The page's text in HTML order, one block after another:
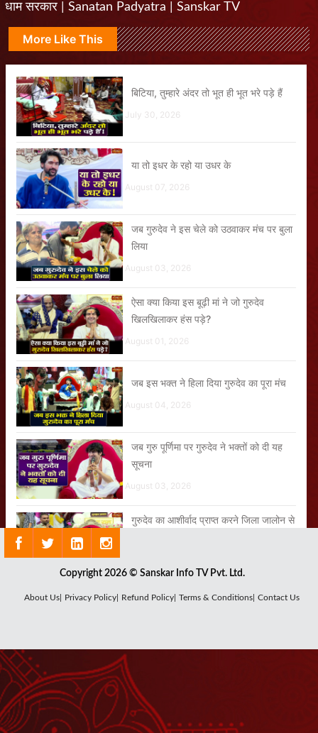
धाम सरकार | Sanatan Padyatra | Sanskar TV
More Like This
बिटिया, तुम्हारे अंदर तो भूत ही भूत भरे पड़े हैं
July 30, 2026
या तो इधर के रहो या उधर के
August 07, 2026
जब गुरुदेव ने इस चेले को उठवाकर मंच पर बुला
लिया
August 03, 2026
ऐसा क्या किया इस बूढ़ी मां ने जो गुरुदेव
खिलखिलाकर हंस पड़े?
August 01, 2026
जब इस भक्त ने हिला दिया गुरुदेव का पूरा मंच
August 04, 2026
जब गुरु पूर्णिमा पर गुरुदेव ने भक्तों को दी यह
सूचना
August 03, 2026
गुरुदेव का आशीर्वाद प्राप्त करने जिला जालोन से
जब गुरुदेव ने बताया श्रीलंका जाने का अनुभव
July 30, 2026
Copyright 2026 © Sanskar Info TV Pvt. Ltd.
About Us| Privacy Policy| Refund Policy| Terms & Conditions| Contact Us